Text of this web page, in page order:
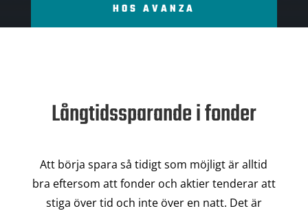
HOS AVANZA
Långtidssparande i fonder
Att börja spara så tidigt som möjligt är alltid
bra eftersom att fonder och aktier tenderar att
stiga över tid och inte över en natt. Det är